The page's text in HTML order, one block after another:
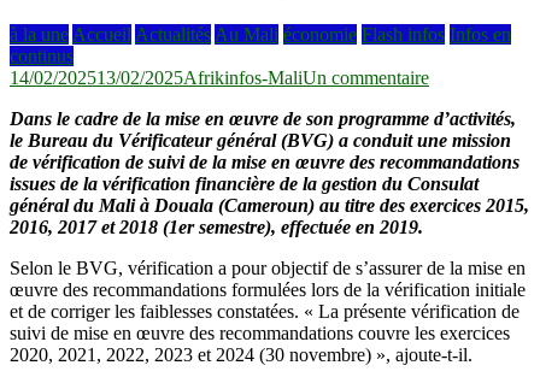
à la une Accueil Actualités Au Mali économie Flash infos Infos en
continus
14/02/202513/02/2025Afrikinfos-MaliUn commentairesur
général
du
Mali
à
Douala :
du
BVG
trainent
Dans le cadre de la mise en œuvre de son programme d’activités,
le Bureau du Vérificateur général (BVG) a conduit une mission
de vérification de suivi de la mise en œuvre des recommandations
issues de la vérification financière de la gestion du Consulat
général du Mali à Douala (Cameroun) au titre des exercices 2015,
2016, 2017 et 2018 (1er semestre), effectuée en 2019.
Selon le BVG, vérification a pour objectif de s’assurer de la mise en
œuvre des recommandations formulées lors de la vérification initiale
et de corriger les faiblesses constatées. « La présente vérification de
suivi de mise en œuvre des recommandations couvre les exercices
2020, 2021, 2022, 2023 et 2024 (30 novembre) », ajoute-t-il.